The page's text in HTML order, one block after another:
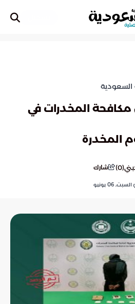
السعودية
المخدرات في
المخدرة
(
0
) شارك
السبت, 06 يونيو